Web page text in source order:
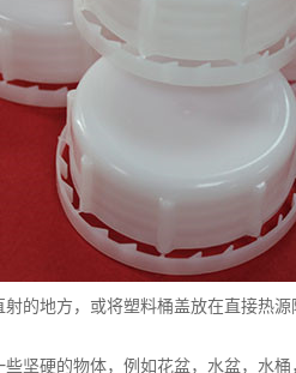
射的地方，或将塑料桶盖放在直接热
硬的物体，例如花盆，水盆，水桶